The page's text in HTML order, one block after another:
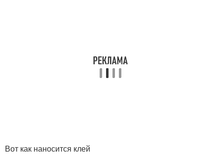
Вот как наносится клей